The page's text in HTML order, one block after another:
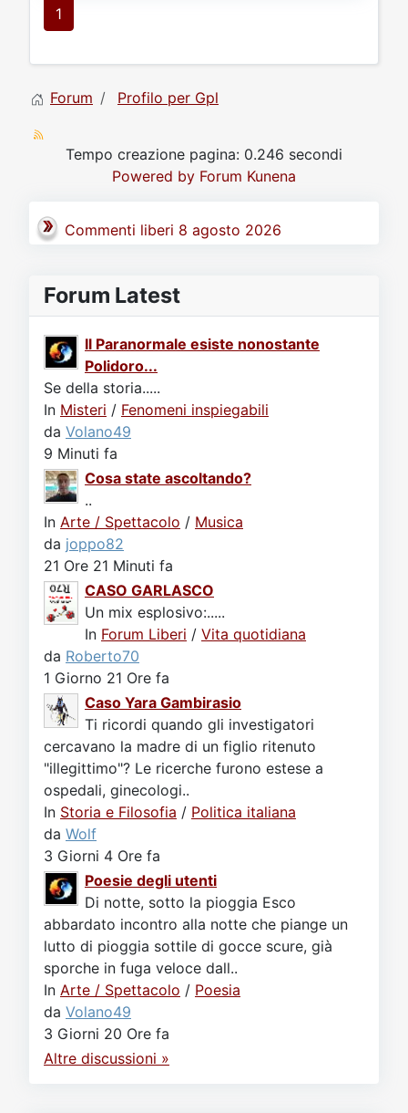
1
Forum Profilo per Gpl
Tempo creazione pagina: 0.246 secondi
Powered by Forum Kunena
Commenti liberi 8 agosto 2026
Forum Latest
Il Paranormale esiste nonostante
Polidoro...
Se della storia.....
In Misteri / Fenomeni inspiegabili
da Volano49
9 Minuti fa
Cosa state ascoltando?
..
In Arte / Spettacolo / Musica
da joppo82
21 Ore 21 Minuti fa
CASO GARLASCO
Un mix esplosivo:.....
In Forum Liberi / Vita quotidiana
da Roberto70
1 Giorno 21 Ore fa
Caso Yara Gambirasio
Ti ricordi quando gli investigatori
cercavano la madre di un figlio ritenuto
"illegittimo"? Le ricerche furono estese a
ospedali, ginecologi..
In Storia e Filosofia / Politica italiana
da Wolf
3 Giorni 4 Ore fa
Poesie degli utenti
Di notte, sotto la pioggia Esco
abbardato incontro alla notte che piange un
lutto di pioggia sottile di gocce scure, già
sporche in fuga veloce dall..
In Arte / Spettacolo / Poesia
da Volano49
3 Giorni 20 Ore fa
Altre discussioni »